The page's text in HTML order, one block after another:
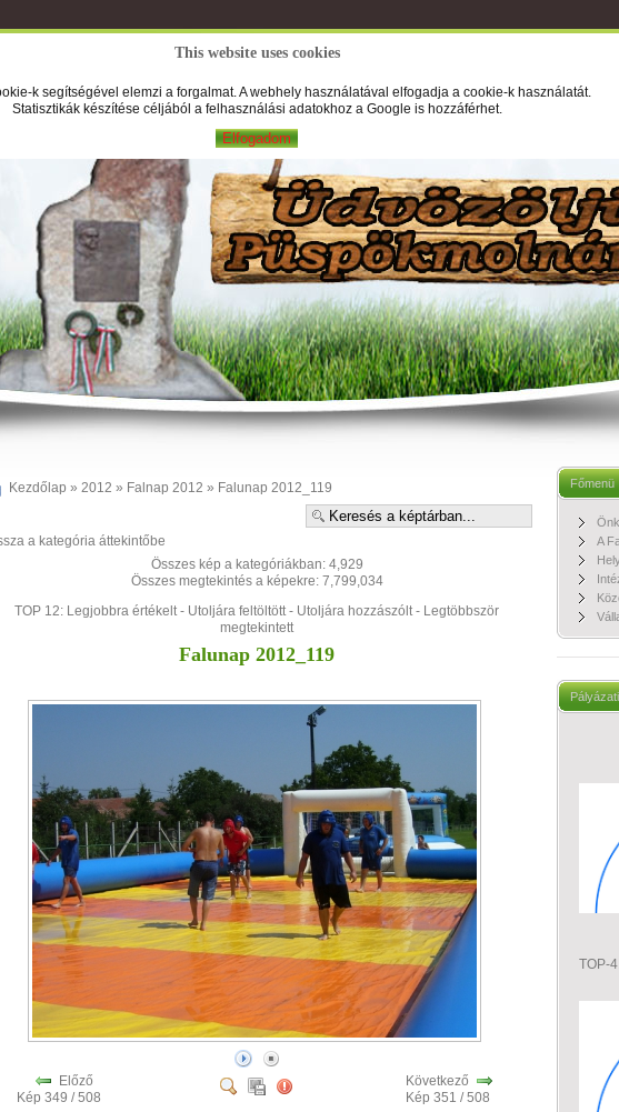
This website uses cookies
k segítségével elemzi a forgalmat. A webhely használatával elfogadja a cookie-k használatát.
Statisztikák készítése céljából a felhasználási adatokhoz a Google is hozzáférhet.
Elfogadom
Kezdőlap » 2012 » Falnap 2012 » Falunap 2012_119
a kategória áttekintőbe
Összes kép a kategóriákban: 4,929
Összes megtekintés a képekre: 7,799,034
TOP 12: Legjobbra értékelt - Utoljára feltöltött - Utoljára hozzászólt - Legtöbbször
megtekintett
Falunap 2012_119
Előző
Kép 349 / 508
Következő
Kép 351 / 508
Főmenü
A
TOP-